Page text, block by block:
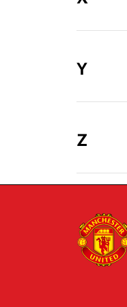
Y
Z